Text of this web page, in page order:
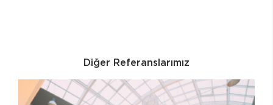
Diğer Referanslarımız